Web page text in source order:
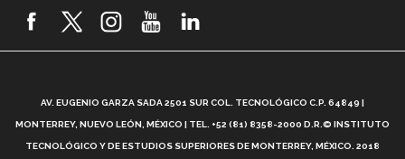
2026! (video)
¿Cómo es el Modelo Educativo Tec? (video)
AV. EUGENIO GARZA SADA 2501 SUR COL. TECNOLÓGICO C.P. 64849 |
MONTERREY, NUEVO LEÓN, MÉXICO | TEL. +52 (81) 8358-2000 D.R.© INSTITUTO
TECNOLÓGICO Y DE ESTUDIOS SUPERIORES DE MONTERREY, MÉXICO. 2018